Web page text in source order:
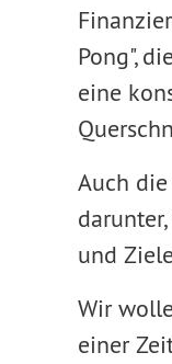
Pong",
eine
Auch
und
Wir
einer